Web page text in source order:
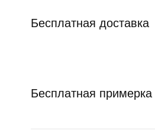
Бесплатная доставка
Бесплатная примерка